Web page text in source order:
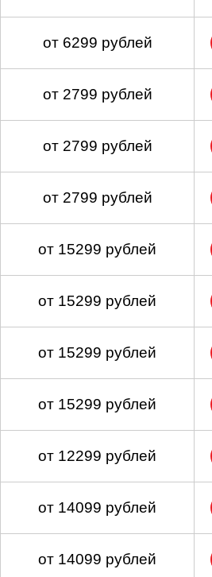
от 6299 рублей
от 2799 рублей
от 2799 рублей
от 2799 рублей
от 15299 рублей
от 15299 рублей
от 15299 рублей
от 15299 рублей
от 12299 рублей
от 14099 рублей
от 14099 рублей